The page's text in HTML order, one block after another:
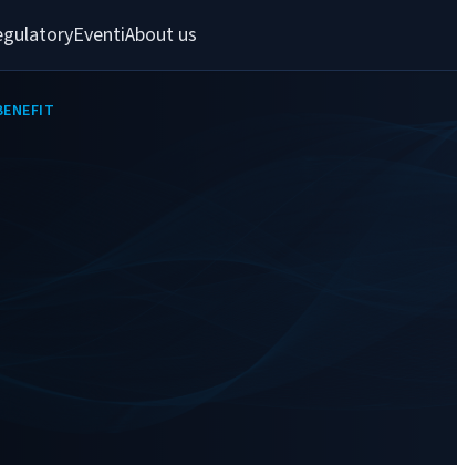
EventiAbout us